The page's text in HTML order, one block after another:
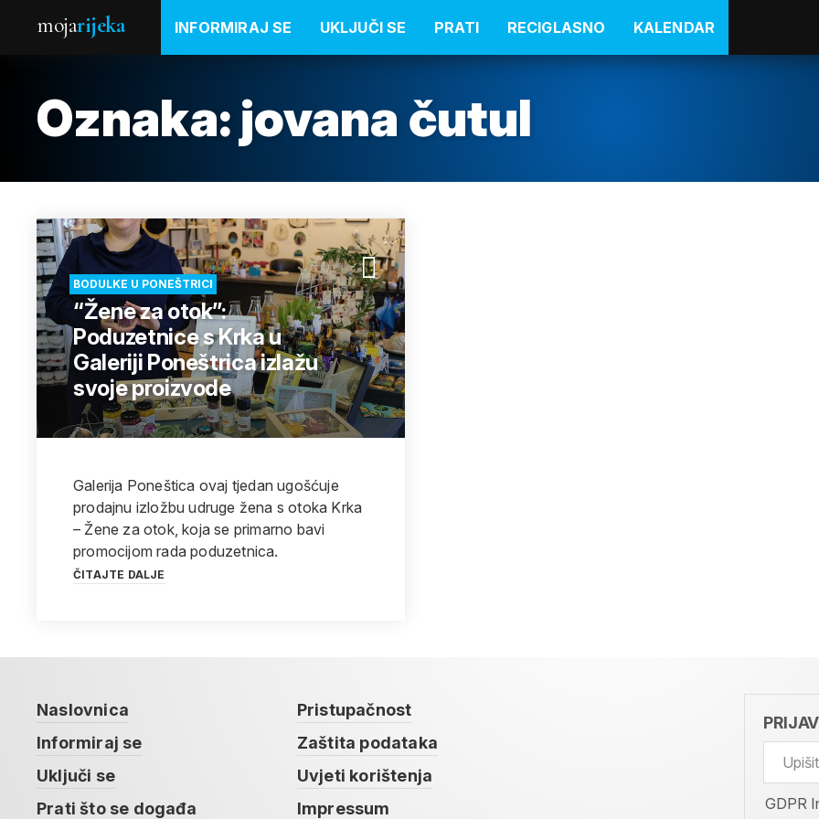
mojarijeka INFORMIRAJ SE UKLJUČI SE PRATI RECIGLASNO KALENDAR
Oznaka: jovana čutul
BODULKE U PONEŠTRICI
“Žene za otok”:
Poduzetnice s Krka u
Galeriji Poneštrica izlažu
svoje proizvode
Galerija Poneštica ovaj tjedan ugošćuje
prodajnu izložbu udruge žena s otoka Krka
– Žene za otok, koja se primarno bavi
promocijom rada poduzetnica.
ČITAJTE DALJE
Naslovnica
Informiraj se
Uključi se
Prati što se događa
Pristupačnost
Zaštita podataka
Uvjeti korištenja
Impressum
GDPR